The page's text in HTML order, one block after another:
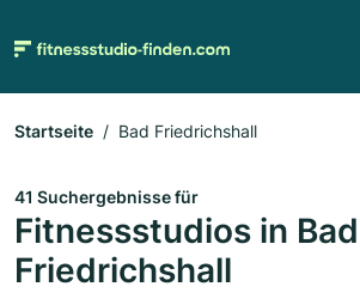
Startseite Bad Friedrichshall
41 Suchergebnisse für
Fitnessstudios in Bad
Friedrichshall